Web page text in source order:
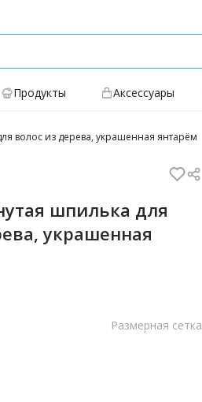
Продукты Аксессуары
волос из дерева, украшенная янтарём
шпилька для
украшенная
Размерная сетка